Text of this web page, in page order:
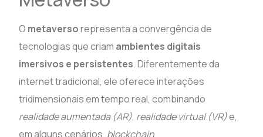
O metaversorepresenta a convergência de
tecnologias que criam ambientes digitais
imersivos e persistentes. Diferentemente da
internet tradicional, ele oferece interações
tridimensionais em tempo real, combinando
realidade aumentada (AR), realidade virtual (VR)e,
em alguns cenários, blockchain.